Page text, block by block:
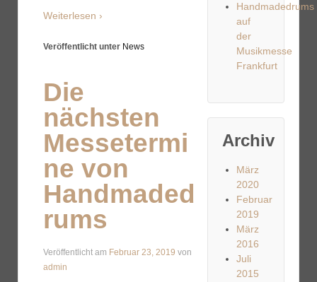
Weiterlesen ›
Veröffentlicht unter News
Die
nächsten
Messetermi
ne von
Handmaded
rums
Veröffentlicht am Februar 23, 2019 von
admin
Handmadedrums
auf
der
Musikmesse
Frankfurt
Archiv
März
2020
Februar
2019
März
2016
Juli
2015